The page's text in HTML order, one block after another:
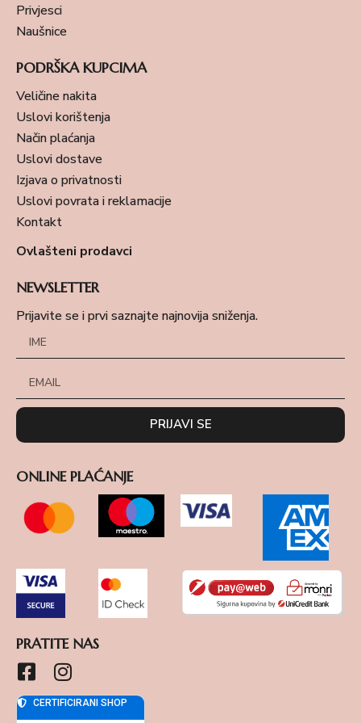
Privjesci
Naušnice
PODRŠKA KUPCIMA
Veličine nakita
Uslovi korištenja
Način plaćanja
Uslovi dostave
Izjava o privatnosti
Uslovi povrata i reklamacije
Kontakt
Ovlašteni prodavci
NEWSLETTER
Prijavite se i prvi saznajte najnovija sniženja.
PRIJAVI SE
ONLINE PLAĆANJE
PRATITE NAS